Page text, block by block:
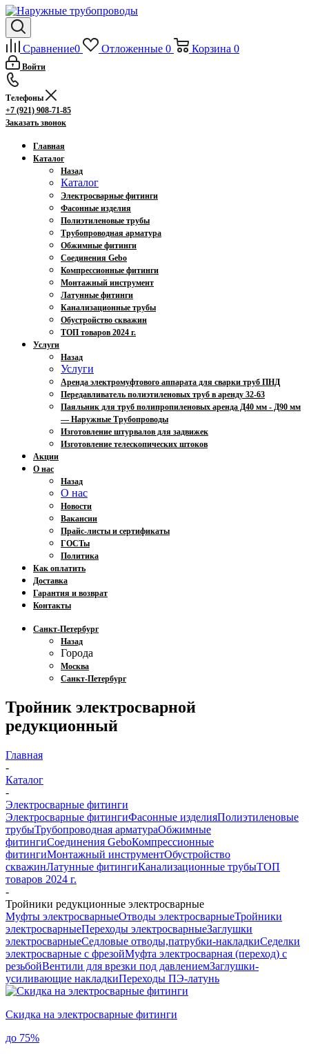
Сравнение0 Отложенные 0 Корзина 0
Войти
Телефоны
+7 (921) 908-71-85
Заказать звонок
Главная
Каталог
Назад
Каталог
Электросварные фитинги
Фасонные изделия
Полиэтиленовые трубы
Трубопроводная арматура
Обжимные фитинги
Соединения Gebo
Компрессионные фитинги
Монтажный инструмент
Латунные фитинги
Канализационные трубы
Обустройство скважин
ТОП товаров 2024 г.
Услуги
Назад
Услуги
Аренда электромуфтового аппарата для сварки труб ПНД
Передавливатель полиэтиленовых труб в аренду 32-63
Паяльник для труб полипропиленовых аренда Д40 мм - Д90 мм
— Наружные Трубопроводы
Изготовление штурвалов для задвижек
Изготовление телескопических штоков
Акции
О нас
Назад
О нас
Новости
Вакансии
Прайс-листы и сертификаты
ГОСТы
Политика
Как оплатить
Доставка
Гарантия и возврат
Контакты
Санкт-Петербург
Назад
Города
Москва
Санкт-Петербург
Тройник электросварной
редукционный
Главная
-
Каталог
-
Электросварные фитинги
Электросварные фитингиФасонные изделияПолиэтиленовые
трубыТрубопроводная арматураОбжимные
фитингиСоединения GeboКомпрессионные
фитингиМонтажный инструментОбустройство
скважинЛатунные фитингиКанализационные трубыТОП
товаров 2024 г.
-
Тройники редукционные электросварные
Муфты электросварныеОтводы электросварныеТройники
электросварныеПереходы электросварныеЗаглушки
электросварныеСедловые отводы,патрубки-накладкиСеделки
электросварные с фрезойМуфта электросварная (переход) с
резьбойВентили для врезки под давлениемЗаглушки-
усиливающие накладкиПереходы ПЭ-латунь
Скидка на электросварные фитинги
до 75%